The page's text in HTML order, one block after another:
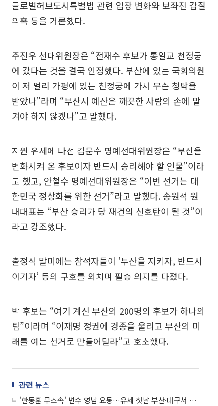
글로벌허브도시특별법 관련 입장 변화와 보좌진 갑질
의혹 등을 거론했다.
주진우 선대위원장은 “전재수 후보가 통일교 천정궁
에 갔다는 것을 결국 인정했다. 부산에 있는 국회의원
이 저 멀리 가평에 있는 천정궁에 가서 무슨 청탁을
받았나”라며 “부산시 예산은 깨끗한 사람의 손에 맡
겨야 하지 않겠나”고 말했다.
지원 유세에 나선 김문수 명예선대위원장은 “부산을
변화시켜 온 후보이자 반드시 승리해야 할 인물”이라
고 했고, 안철수 명예선대위원장은 “이번 선거는 대
한민국 정상화를 위한 선거”라고 말했다. 송원석 원
내대표는 “부산 승리가 당 재건의 신호탄이 될 것”이
라고 강조했다.
출정식 말미에는 참석자들이 ‘부산을 지키자, 반드시
이기자’ 등의 구호를 외치며 필승 의지를 다졌다.
박 후보는 “여기 계신 부산의 200명의 후보가 하나의
팀”이라며 “이재명 정권에 경종을 울리고 부산의 미
래를 여는 선거로 만들어달라”고 호소했다.
관련 뉴스
'한동훈 무소속' 변수 영남 요동…유세 첫날 부산·대구서 정면승부